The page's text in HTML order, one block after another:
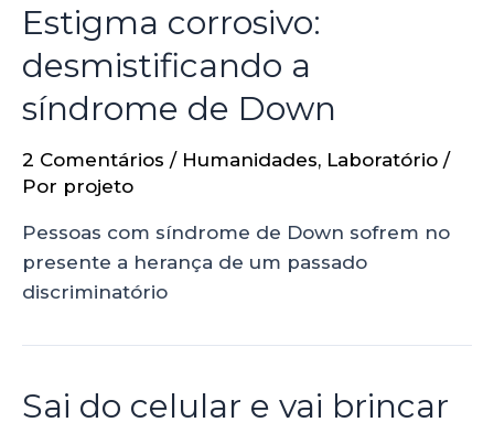
Estigma corrosivo:
desmistificando a
síndrome de Down
2 Comentários / Humanidades, Laboratório /
Por projeto
Pessoas com síndrome de Down sofrem no
presente a herança de um passado
discriminatório
Sai do celular e vai brincar